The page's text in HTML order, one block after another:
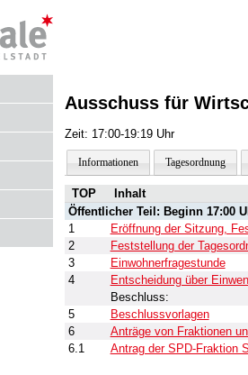
Ausschuss für
Zeit: 17:00-19:19 Uhr
Informationen Tagesordnung
TOP Inhalt
Öffentlicher Teil: Beginn 17:00
1
Eröffnung der Sitzung,
2
Feststellung der
3
Einwohnerfragestunde
4
Entscheidung über
Beschluss:
5
Beschlussvorlagen
6
Anträge von Fraktionen
6.1
Antrag der SPD-Fraktion